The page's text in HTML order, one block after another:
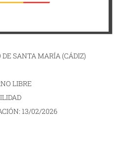
DE SANTA MARÍA (CÁDIZ)
LIBRE
13/02/2026